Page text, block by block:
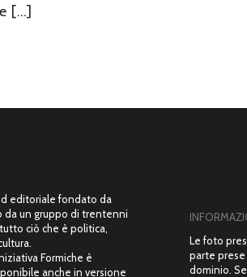
[…]
editoriale fondato da
da un gruppo di trentenni
ciò che è politica,
Formiche è
anche in versione
Le foto
parte
dominio.